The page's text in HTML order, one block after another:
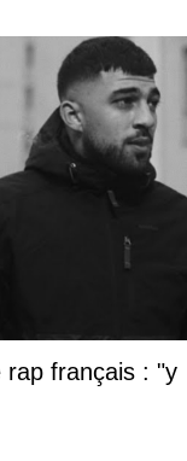
rap français : "y